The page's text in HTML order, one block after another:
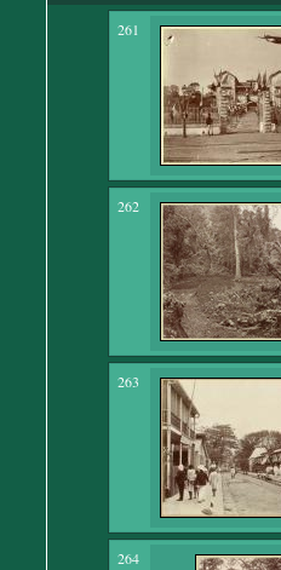
261
262
263
264